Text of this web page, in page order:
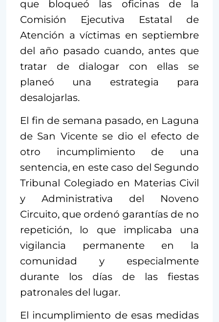
que bloqueó las oficinas de la
Comisión Ejecutiva Estatal de
Atención a víctimas en septiembre
del año pasado cuando, antes que
tratar de dialogar con ellas se
planeó una estrategia para
desalojarlas.
El fin de semana pasado, en Laguna
de San Vicente se dio el efecto de
otro incumplimiento de una
sentencia, en este caso del Segundo
Tribunal Colegiado en Materias Civil
y Administrativa del Noveno
Circuito, que ordenó garantías de no
repetición, lo que implicaba una
vigilancia permanente en la
comunidad y especialmente
durante los días de las fiestas
patronales del lugar.
El incumplimiento de esas medidas